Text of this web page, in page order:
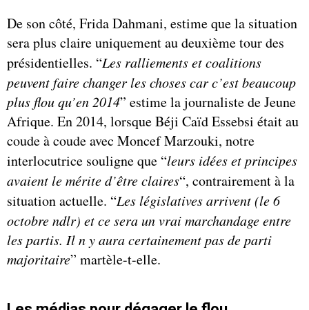
De son côté, Frida Dahmani, estime que la situation
sera plus claire uniquement au deuxième tour des
présidentielles. “Les ralliements et coalitions
peuvent faire changer les choses car c’est beaucoup
plus flou qu’en 2014” estime la journaliste de Jeune
Afrique. En 2014, lorsque Béji Caïd Essebsi était au
coude à coude avec Moncef Marzouki, notre
interlocutrice souligne que “leurs idées et principes
avaient le mérite d’être claires“, contrairement à la
situation actuelle. “Les législatives arrivent (le 6
octobre ndlr) et ce sera un vrai marchandage entre
les partis. Il n y aura certainement pas de parti
majoritaire” martèle-t-elle.